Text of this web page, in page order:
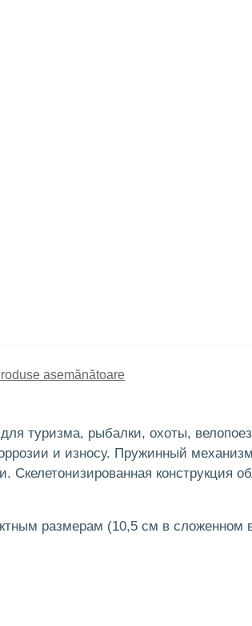
asemănătoare
туризма, рыбалки, охоты,
и износу. Пружинный
конструкция
размерам (10,5 см в сложенном